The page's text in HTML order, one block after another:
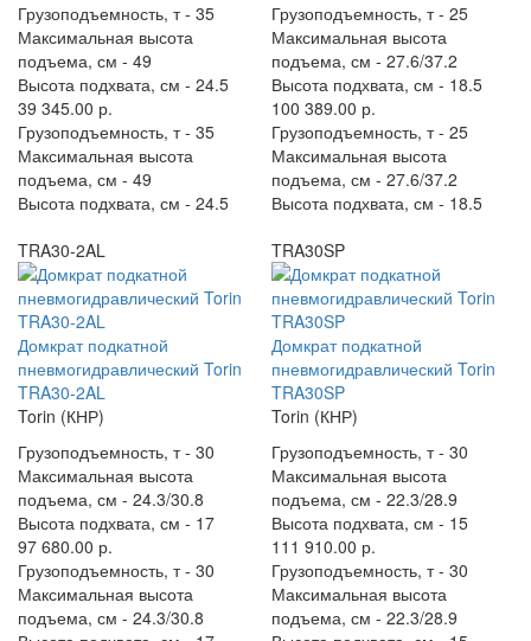
Грузоподъемность, т - 35
Максимальная высота
подъема, см - 49
Высота подхвата, см - 24.5
39 345.00 р.
Грузоподъемность, т - 35
Максимальная высота
подъема, см - 49
Высота подхвата, см - 24.5
Грузоподъемность, т - 25
Максимальная высота
подъема, см - 27.6/37.2
Высота подхвата, см - 18.5
100 389.00 р.
Грузоподъемность, т - 25
Максимальная высота
подъема, см - 27.6/37.2
Высота подхвата, см - 18.5
TRA30-2AL
Домкрат подкатной
пневмогидравлический Torin
TRA30-2AL
Torin (КНР)
Грузоподъемность, т - 30
Максимальная высота
подъема, см - 24.3/30.8
Высота подхвата, см - 17
97 680.00 р.
Грузоподъемность, т - 30
Максимальная высота
подъема, см - 24.3/30.8
TRA30SP
Домкрат подкатной
пневмогидравлический Torin
TRA30SP
Torin (КНР)
Грузоподъемность, т - 30
Максимальная высота
подъема, см - 22.3/28.9
Высота подхвата, см - 15
111 910.00 р.
Грузоподъемность, т - 30
Максимальная высота
подъема, см - 22.3/28.9